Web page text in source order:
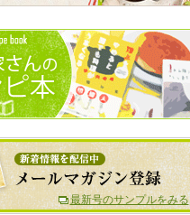
最新号のサンプルをみる